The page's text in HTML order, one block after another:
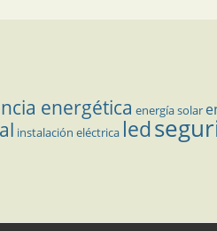
energética energía solar
instalación eléctrica led